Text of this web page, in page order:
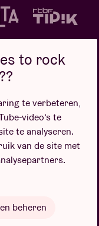
to rock
te verbeteren,
video’s te
te analyseren.
van de site met
beheren